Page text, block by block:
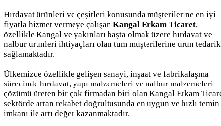
Hırdavat ürünleri ve çeşitleri konusunda müşterilerine en iyi
fiyatla hizmet vermeye çalışan Kangal Erkam Ticaret,
özellikle Kangal ve yakınları başta olmak üzere hırdavat ve
nalbur ürünleri ihtiyaçları olan tüm müşterilerine ürün
sağlamaktadır.
Ülkemizde özellikle gelişen sanayi, inşaat ve fabrikalaşma
sürecinde hırdavat, yapı malzemeleri ve nalbur malzemeleri
çözümü üreten bir çok firmadan biri olan Kangal Erkam
sektörde artan rekabet doğrultusunda en uygun ve hızlı temin
imkanı ile artı değer kazanmaktadır.